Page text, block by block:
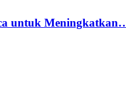
untuk